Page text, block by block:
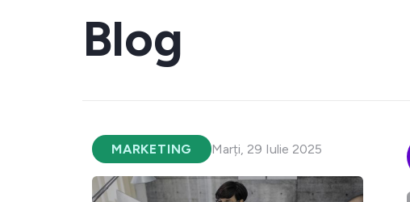
Blog
MARKETING Marți, 29 Iulie 2025